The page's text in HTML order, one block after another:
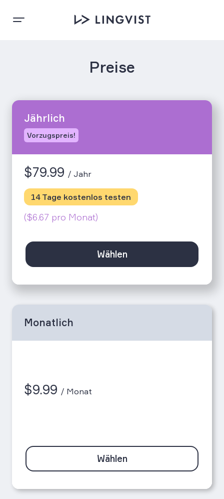
Preise
Jährlich
Vorzugspreis!
$79.99 / Jahr
14 Tage kostenlos testen
($6.67 pro Monat)
Wählen
Monatlich
$9.99 / Monat
Wählen